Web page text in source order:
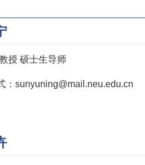
授 硕士生导师
：sunyuning@mail.neu.edu.cn